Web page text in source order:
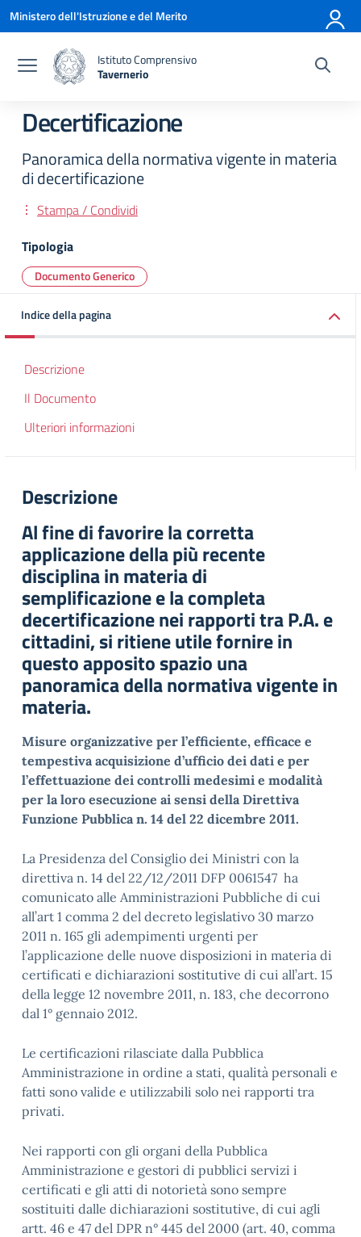
Vai ai contenuti
Vai al menu di navigazione
Vai al footer
Ministero dell'Istruzione e del Merito
Istituto Comprensivo
Tavernerio
Decertificazione
Panoramica della normativa vigente in materia
di decertificazione
Stampa / Condividi
Tipologia
Documento Generico
Indice della pagina
Descrizione
Il Documento
Ulteriori informazioni
Descrizione
Al fine di favorire la corretta
applicazione della più recente
disciplina in materia di
semplificazione e la completa
decertificazione nei rapporti tra P.A. e
cittadini, si ritiene utile fornire in
questo apposito spazio una
panoramica della normativa vigente in
materia.
Misure organizzative per l’efficiente, efficace e
tempestiva acquisizione d’ufficio dei dati e per
l’effettuazione dei controlli medesimi e modalità
per la loro esecuzione ai sensi della Direttiva
Funzione Pubblica n. 14 del 22 dicembre 2011.
La Presidenza del Consiglio dei Ministri con la
direttiva n. 14 del 22/12/2011 DFP 0061547 ha
comunicato alle Amministrazioni Pubbliche di cui
all’art 1 comma 2 del decreto legislativo 30 marzo
2011 n. 165 gli adempimenti urgenti per
l’applicazione delle nuove disposizioni in materia di
certificati e dichiarazioni sostitutive di cui all’art. 15
della legge 12 novembre 2011, n. 183, che decorrono
dal 1° gennaio 2012.
Le certificazioni rilasciate dalla Pubblica
Amministrazione in ordine a stati, qualità personali e
fatti sono valide e utilizzabili solo nei rapporti tra
privati.
Nei rapporti con gli organi della Pubblica
Amministrazione e gestori di pubblici servizi i
certificati e gli atti di notorietà sono sempre
sostituiti dalle dichiarazioni sostitutive, di cui agli
artt. 46 e 47 del DPR n° 445 del 2000 (art. 40, comma